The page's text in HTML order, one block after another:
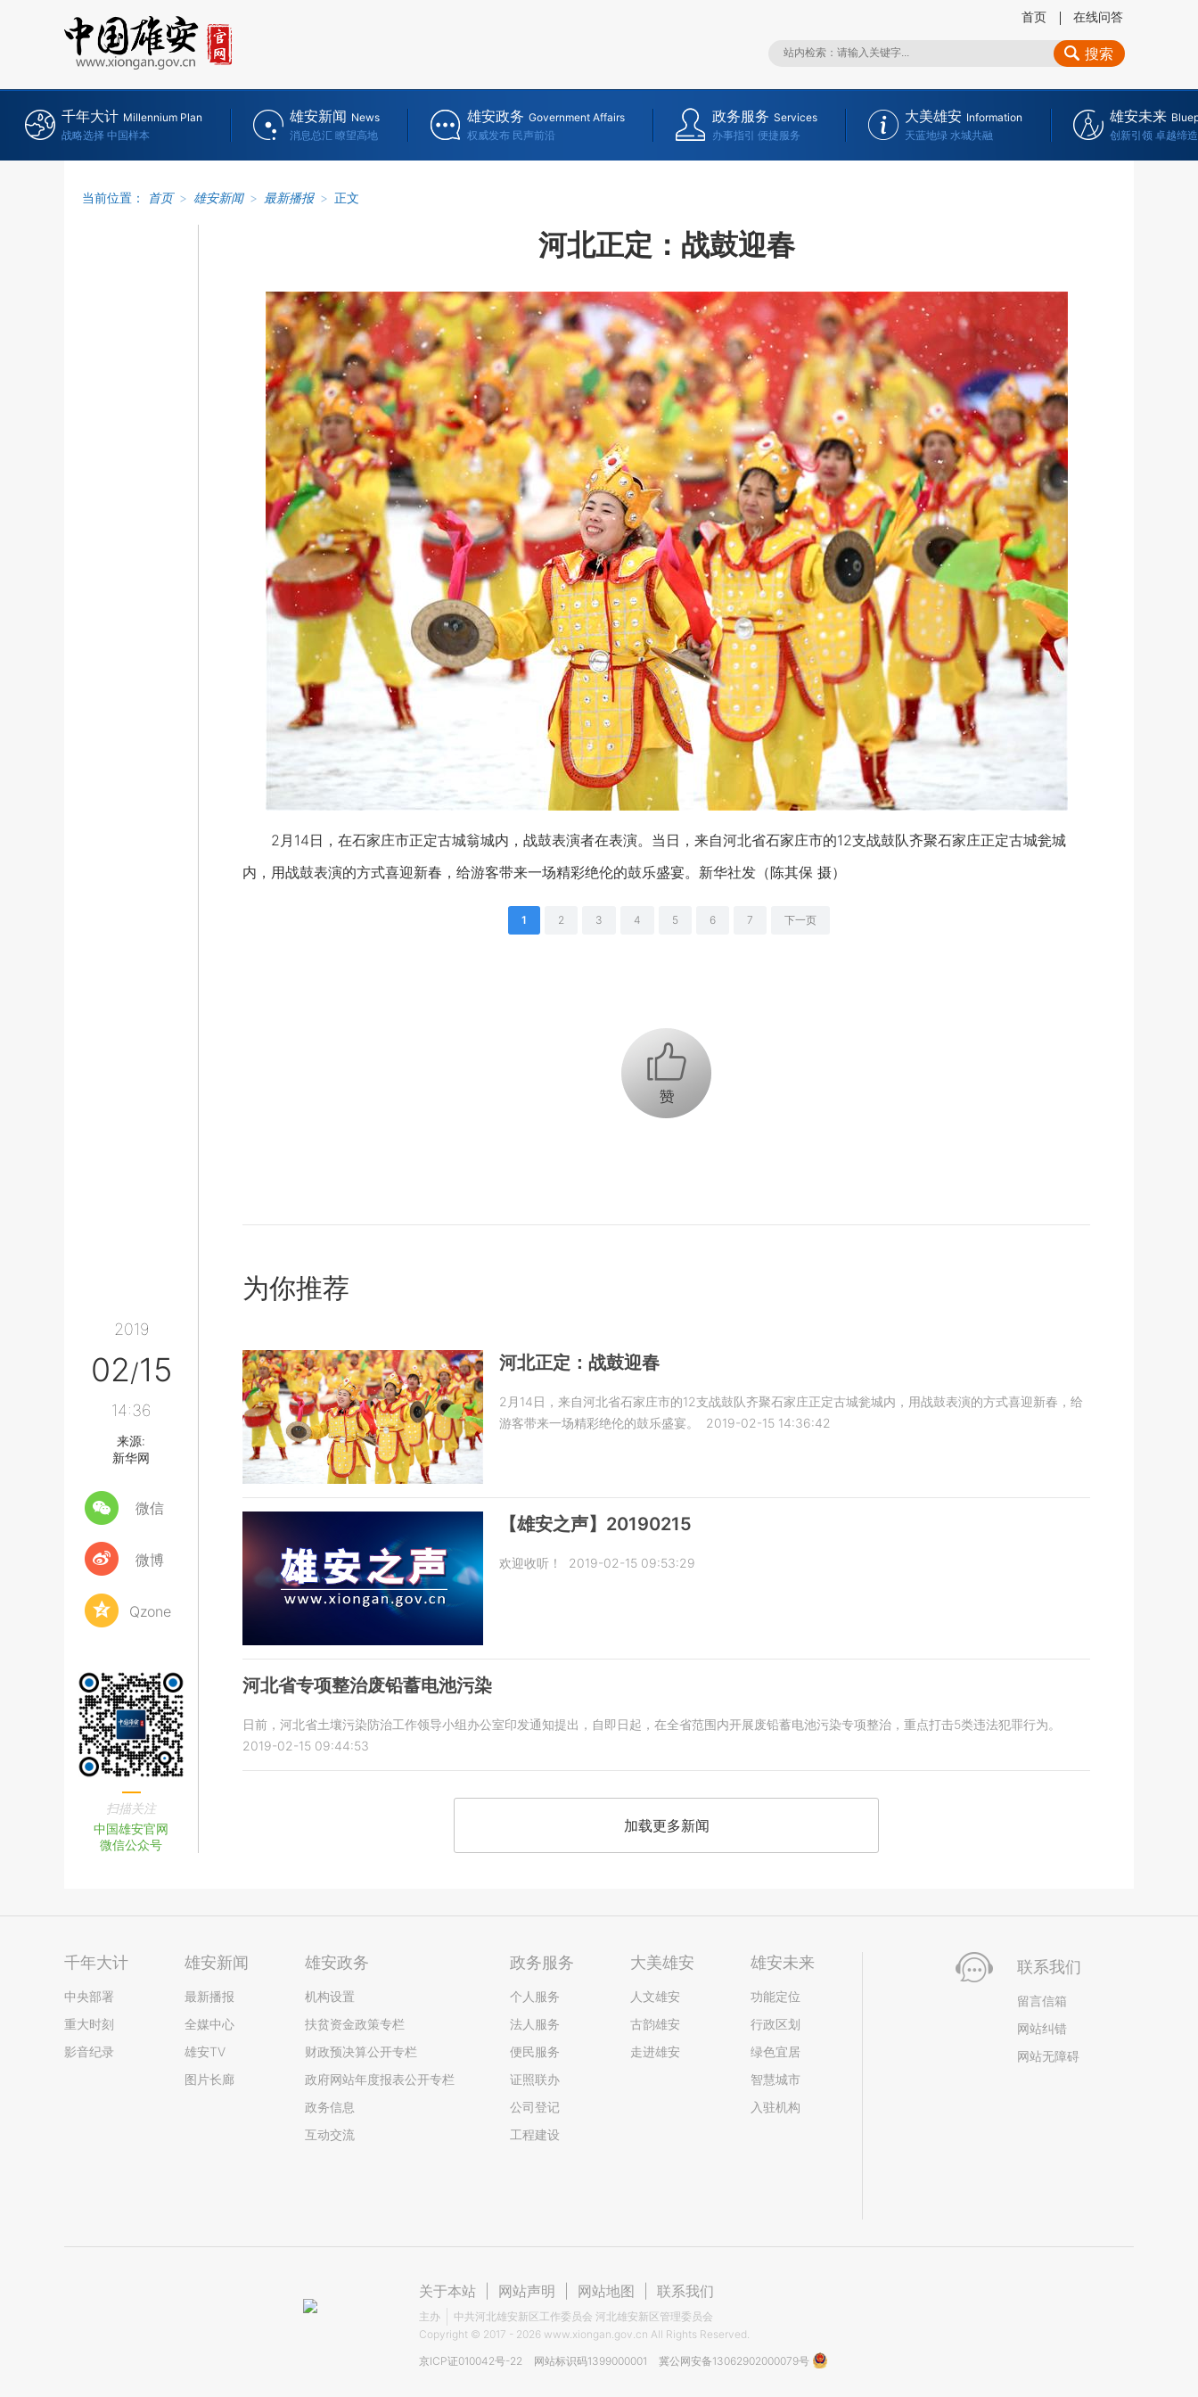
首页 在线问答
搜索
千年大计 Millennium Plan
战略选择 中国样本
雄安新闻 News
消息总汇 瞭望高地
雄安政务 Government Affairs
权威发布 民声前沿
政务服务 Services
办事指引 便捷服务
大美雄安 Information
天蓝地绿 水城共融
雄安未来
创新引领 卓越缔造
当前位置： 首页 > 雄安新闻 > 最新播报 > 正文
2019
02/15
14:36
来源:
新华网
微信
微博
Qzone
扫描关注
中国雄安官网
微信公众号
河北正定：战鼓迎春
2月14日，在石家庄市正定古城翁城内，战鼓表演者在表演。当日，来自河北省石家庄市的12支战鼓队齐聚石家庄正定古城瓮城
内，用战鼓表演的方式喜迎新春，给游客带来一场精彩绝伦的鼓乐盛宴。新华社发（陈其保 摄）
1 2 3 4 5 6 7 下一页
+1
为你推荐
河北正定：战鼓迎春
2月14日，来自河北省石家庄市的12支战鼓队齐聚石家庄正定古城瓮城内，用战鼓表演的方式喜迎新春，给
游客带来一场精彩绝伦的鼓乐盛宴。
2019-02-15 14:36:42
【雄安之声】20190215
欢迎收听！ 2019-02-15 09:53:29
河北省专项整治废铅蓄电池污染
日前，河北省土壤污染防治工作领导小组办公室印发通知提出，自即日起，在全省范围内开展废铅蓄电池污染专项整治，重点打击5类违法犯罪行为。
2019-02-15 09:44:53
加载更多新闻
千年大计
中央部署
重大时刻
影音纪录
雄安新闻
最新播报
全媒中心
雄安TV
图片长廊
雄安政务
机构设置
扶贫资金政策专栏
财政预决算公开专栏
政府网站年度报表公开专栏
政务信息
互动交流
政务服务
个人服务
法人服务
便民服务
证照联办
公司登记
工程建设
大美雄安
人文雄安
古韵雄安
走进雄安
雄安未来
功能定位
行政区划
绿色宜居
智慧城市
入驻机构
联系我们
留言信箱
网站纠错
网站无障碍
关于本站 网站声明 网站地图 联系我们
主办
中共河北雄安新区工作委员会 河北雄安新区管理委员会
Copyright © 2017 - 2026 www.xiongan.gov.cn All Rights Reserved.
京ICP证010042号-22
网站标识码1399000001 冀公网安备13062902000079号